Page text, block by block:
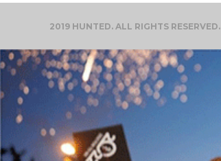
2019 HUNTED. ALL RIGHTS RESERVED.